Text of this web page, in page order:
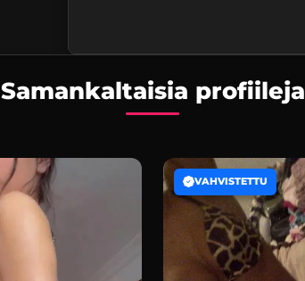
Samankaltaisia profiileja
VAHVISTETTU